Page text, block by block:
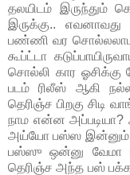
தலயிடம் இருந்தும்
இருக்கு.. எவனாவது
பண்ணி வர
கூப்ட்டா
சொல்லி கார ஓசிக்கு
படம் ரிலீஸ் ஆகி
தெரிஞ்ச பிறகு சிடி
நாம என்ன அப்படியா?
அய்யோ பஸ்ஸ இன்னும்
பஸ்ஸு ஒன்னு வேமா
தெரிஞ்ச அந்த பஸ்